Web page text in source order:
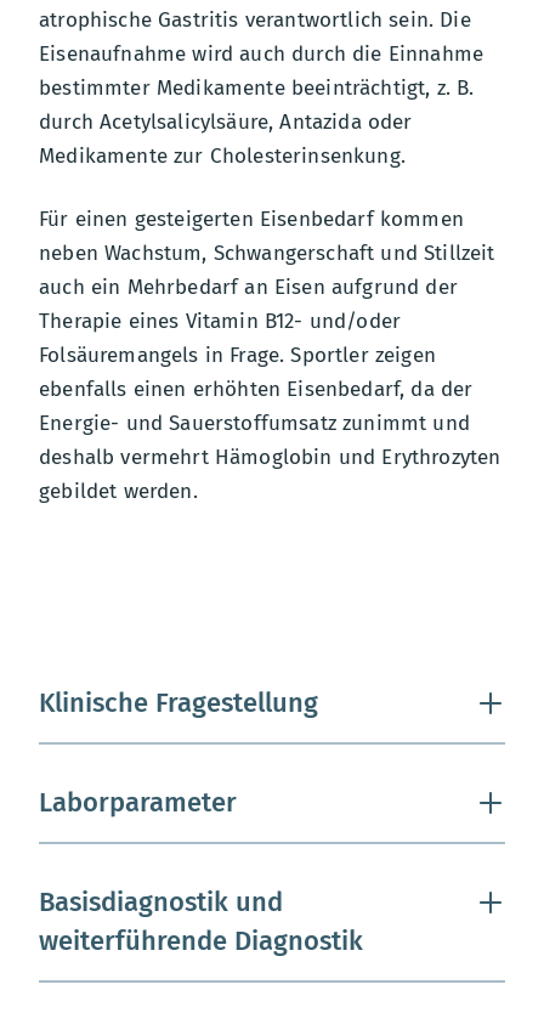
atrophische Gastritis verantwortlich sein. Die
Eisenaufnahme wird auch durch die Einnahme
bestimmter Medikamente beeinträchtigt, z. B.
durch Acetylsalicylsäure, Antazida oder
Medikamente zur Cholesterinsenkung.
Für einen gesteigerten Eisenbedarf kommen
neben Wachstum, Schwangerschaft und Stillzeit
auch ein Mehrbedarf an Eisen aufgrund der
Therapie eines Vitamin B12- und/oder
Folsäuremangels in Frage. Sportler zeigen
ebenfalls einen erhöhten Eisenbedarf, da der
Energie- und Sauerstoffumsatz zunimmt und
deshalb vermehrt Hämoglobin und Erythrozyten
gebildet werden.
Klinische Fragestellung
Laborparameter
Basisdiagnostik und
weiterführende Diagnostik